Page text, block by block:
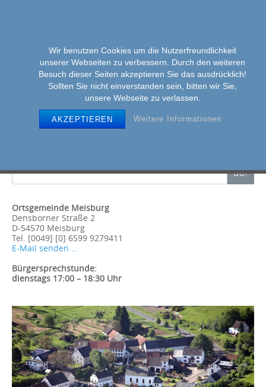
Wir benutzen Cookies um die Nutzerfreundlichkeit
unserer Webseiten zu verbessern. Durch den weiteren
Besuch dieser Seiten akzeptieren Sie das ausdrücklich!
Sollten Sie nicht einverstanden sein, bitten wir Sie,
unsere Webseite zu verlassen.
AKZEPTIEREN Weitere Informationen
MENU
Dorferneuerung
for:
GO!
Ortsgemeinde Meisburg
Densborner Straße 2
D-54570 Meisburg
Tel. [0049] [0] 6599 9279411
E-Mail senden …
Bürgersprechstunde:
dienstags 17:00 – 18:30 Uhr